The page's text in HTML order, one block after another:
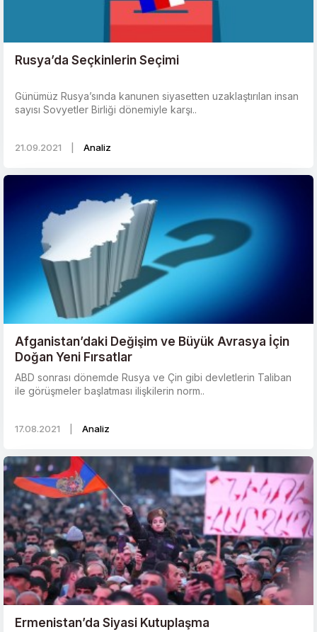
Rusya’da Seçkinlerin Seçimi
Günümüz Rusya’sında kanunen siyasetten uzaklaştırılan insan
sayısı Sovyetler Birliği dönemiyle karşı..
21.09.2021 Analiz
Afganistan’daki Değişim ve Büyük Avrasya İçin
Doğan Yeni Fırsatlar
ABD sonrası dönemde Rusya ve Çin gibi devletlerin Taliban
ile görüşmeler başlatması ilişkilerin norm..
17.08.2021 Analiz
Ermenistan’da Siyasi Kutuplaşma